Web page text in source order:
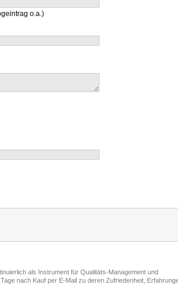
o.a.)
als Instrument für Qualitäts-Management und
nach Kauf per E-Mail zu deren Zufriedenheit,